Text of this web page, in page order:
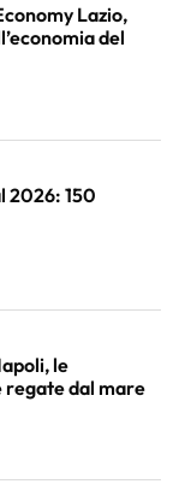
Lazio,
del
2026: 150
le
regate dal mare